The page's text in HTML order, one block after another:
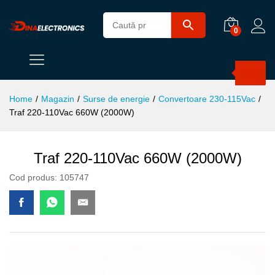
0
Home / Magazin / Surse de energie / Convertoare 230-115Vac /
Traf 220-110Vac 660W (2000W)
Traf 220-110Vac 660W (2000W)
Cod produs: 105747